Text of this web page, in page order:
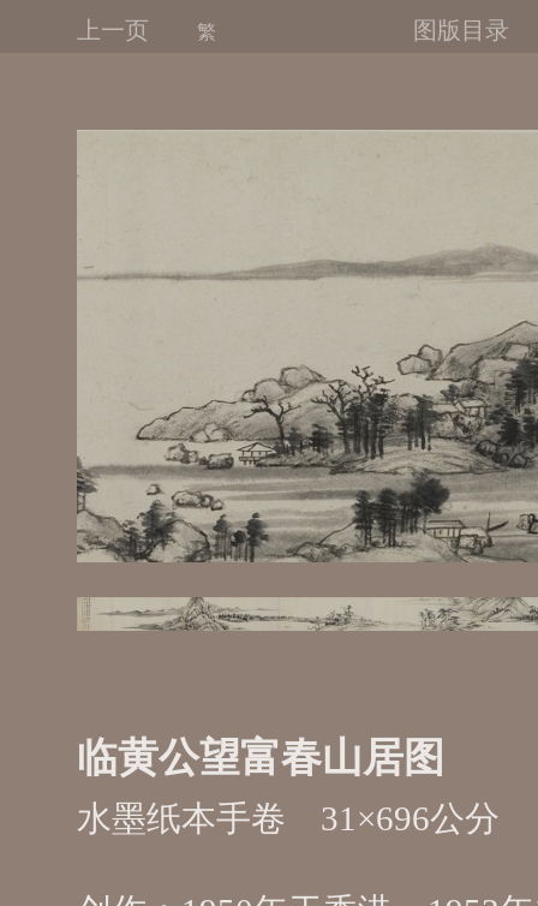
上一页 繁 图版目录
临黄公望富春山居图
水墨纸本手卷 31×696